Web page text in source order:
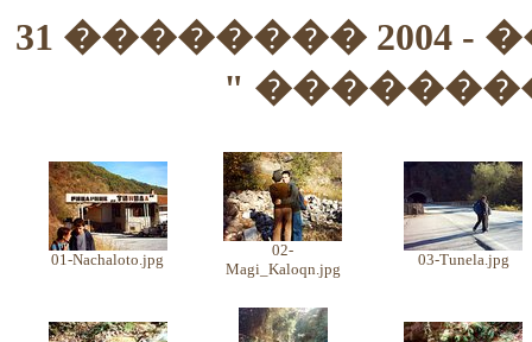
31 �������� 2004
"
01-Nachaloto.jpg
02-
Magi_Kaloqn.jpg
03-Tunela.jpg